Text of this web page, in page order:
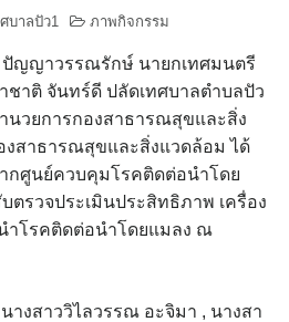
าณ
2566 integrity transparency
ศบาลปัว1 ภาพกิจกรรม
ปัญญาวรรณรักษ์ นายกเทศมนตรี
ชาติ จันทร์ดี ปลัดเทศบาลตำบลปัว
นวยการกองสาธารณสุขและสิ่ง
งสาธารณสุขและสิ่งแวดล้อม ได้
กศูนย์ควบคุมโรคติดต่อนำโดย
ตรวจประเมินประสิทธิภาพ เครื่อง
ำโรคติดต่อนำโดยแมลง ณ
นางสาววิไลวรรณ อะจิมา , นางสา